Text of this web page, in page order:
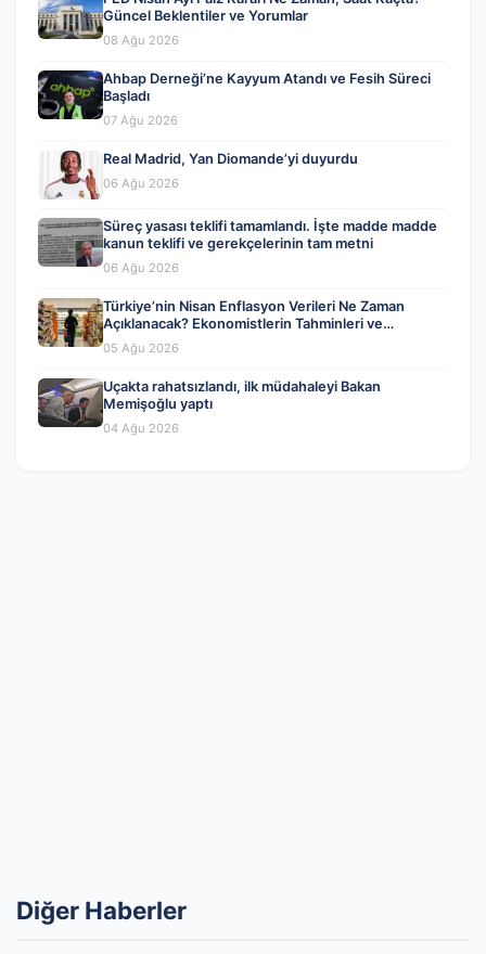
Güncel Beklentiler ve Yorumlar
08 Ağu 2026
Ahbap Derneği’ne Kayyum Atandı ve Fesih Süreci
Başladı
07 Ağu 2026
Real Madrid, Yan Diomande’yi duyurdu
06 Ağu 2026
Süreç yasası teklifi tamamlandı. İşte madde madde
kanun teklifi ve gerekçelerinin tam metni
06 Ağu 2026
Türkiye’nin Nisan Enflasyon Verileri Ne Zaman
Açıklanacak? Ekonomistlerin Tahminleri ve
Beklentiler
05 Ağu 2026
Uçakta rahatsızlandı, ilk müdahaleyi Bakan
Memişoğlu yaptı
04 Ağu 2026
Diğer Haberler